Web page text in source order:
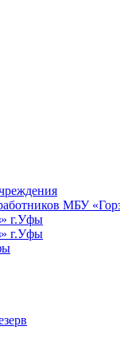
МБУ
г.Уфы
г.Уфы